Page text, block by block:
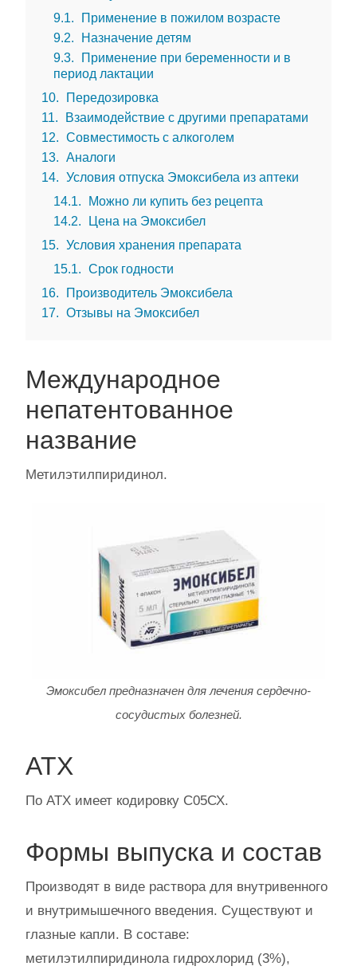
9.1
Применение в пожилом возрасте
9.2
Назначение детям
9.3
Применение при беременности и в
период лактации
10
Передозировка
11
Взаимодействие с другими препаратами
12
Совместимость с алкоголем
13
Аналоги
14
Условия отпуска Эмоксибела из аптеки
14.1
Можно ли купить без рецепта
14.2
Цена на Эмоксибел
15
Условия хранения препарата
15.1
Срок годности
16
Производитель Эмоксибела
17
Отзывы на Эмоксибел
Международное
непатентованное
название
Метилэтилпиридинол.
Эмоксибел предназначен для лечения сердечно-
сосудистых болезней.
АТХ
По АТХ имеет кодировку С05СХ.
Формы выпуска и состав
Производят в виде раствора для внутривенного
и внутримышечного введения. Существуют и
глазные капли. В составе:
метилэтилпиридинола гидрохлорид (3%),